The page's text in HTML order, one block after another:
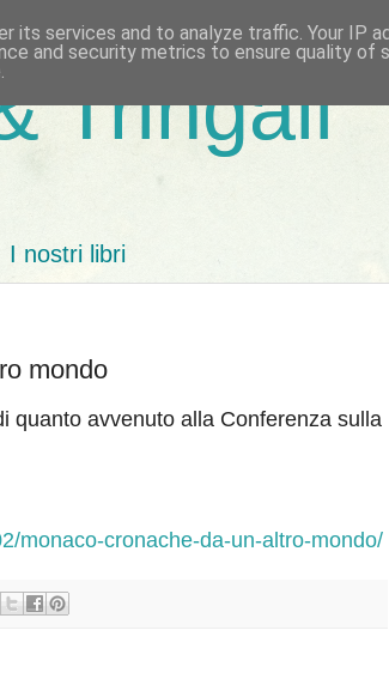
Tringali
I nostri libri
mondo
quanto avvenuto alla Conferenza sulla
monaco-cronache-da-un-altro-mondo/
its services and to analyze traffic. Your IP
and security metrics to ensure quality of